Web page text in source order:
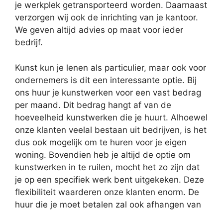
je werkplek getransporteerd worden. Daarnaast
verzorgen wij ook de inrichting van je kantoor.
We geven altijd advies op maat voor ieder
bedrijf.
Kunst kun je lenen als particulier, maar ook voor
ondernemers is dit een interessante optie. Bij
ons huur je kunstwerken voor een vast bedrag
per maand. Dit bedrag hangt af van de
hoeveelheid kunstwerken die je huurt. Alhoewel
onze klanten veelal bestaan uit bedrijven, is het
dus ook mogelijk om te huren voor je eigen
woning. Bovendien heb je altijd de optie om
kunstwerken in te ruilen, mocht het zo zijn dat
je op een specifiek werk bent uitgekeken. Deze
flexibiliteit waarderen onze klanten enorm. De
huur die je moet betalen zal ook afhangen van